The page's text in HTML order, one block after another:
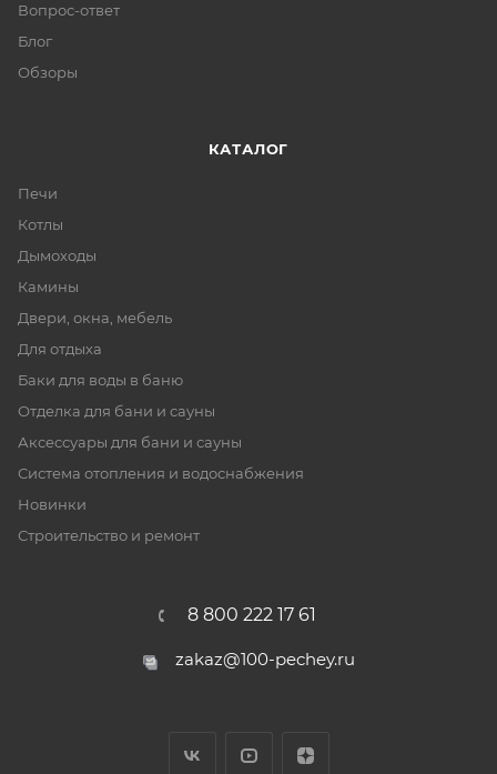
Вопрос-ответ
Блог
Обзоры
КАТАЛОГ
Печи
Котлы
Дымоходы
Камины
Двери, окна, мебель
Для отдыха
Баки для воды в баню
Отделка для бани и сауны
Аксессуары для бани и сауны
Система отопления и водоснабжения
Новинки
Строительство и ремонт
8 800 222 17 61
zakaz@100-pechey.ru